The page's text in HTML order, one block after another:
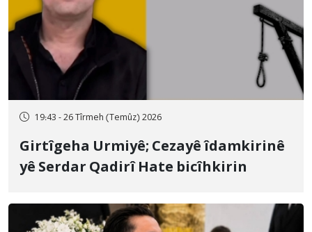
19:43 - 26 Tîrmeh (Temûz) 2026
Girtîgeha Urmiyê; Cezayê îdamkirinê
yê Serdar Qadirî Hate bicîhkirin